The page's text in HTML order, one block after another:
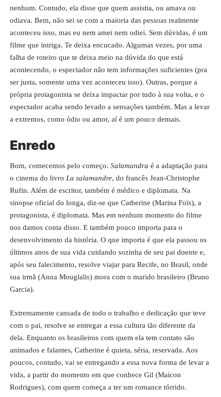
nenhum. Contudo, ela disse que quem assistia, ou amava ou
odiava. Bem, não sei se com a maioria das pessoas realmente
aconteceu isso, mas eu nem amei nem odiei. Sem dúvidas, é um
filme que intriga. Te deixa encucado. Algumas vezes, por uma
falha de roteiro que te deixa meio na dúvida do que está
acontecendo, o espectador não tem informações suficientes (pra
ser justa, somente uma vez aconteceu isso). Outras, porque a
própria protagonista se deixa impactar por tudo à sua volta, e o
espectador acaba sendo levado a sensações também. Mas a levar
a extremos, como ódio ou amor, aí é um pouco demais.
Enredo
Bom, comecemos pelo começo. Salamandra é a adaptação para
o cinema do livro La salamandre, do francês Jean-Christophe
Rufin. Além de escritor, também é médico e diplomata. Na
sinopse oficial do longa, diz-se que Catherine (Marina Foïs), a
protagonista, é diplomata. Mas em nenhum momento do filme
nos damos conta disso. E também pouco importa para o
desenvolvimento da história. O que importa é que ela passou os
últimos anos de sua vida cuidando sozinha de seu pai doente e,
após seu falecimento, resolve viajar para Recife, no Brasil, onde
sua irmã (Anna Mouglalis) mora com o marido brasileiro (Bruno
Garcia).
Extremamente cansada de todo o trabalho e dedicação que teve
com o pai, resolve se entregar a essa cultura tão diferente da
dela. Enquanto os brasileiros com quem ela tem contato são
animados e falantes, Catherine é quieta, séria, reservada. Aos
poucos, contudo, vai se entregando a essa nova forma de levar a
vida, a partir do momento em que conhece Gil (Maicon
Rodrigues), com quem começa a ter um romance tórrido.